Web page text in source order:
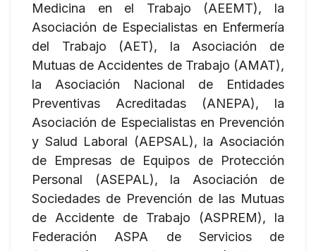
Medicina en el Trabajo (AEEMT), la
Asociación de Especialistas en Enfermería
del Trabajo (AET), la Asociación de
Mutuas de Accidentes de Trabajo (AMAT),
la Asociación Nacional de Entidades
Preventivas Acreditadas (ANEPA), la
Asociación de Especialistas en Prevención
y Salud Laboral (AEPSAL), la Asociación
de Empresas de Equipos de Protección
Personal (ASEPAL), la Asociación de
Sociedades de Prevención de las Mutuas
de Accidente de Trabajo (ASPREM), la
Federación ASPA de Servicios de